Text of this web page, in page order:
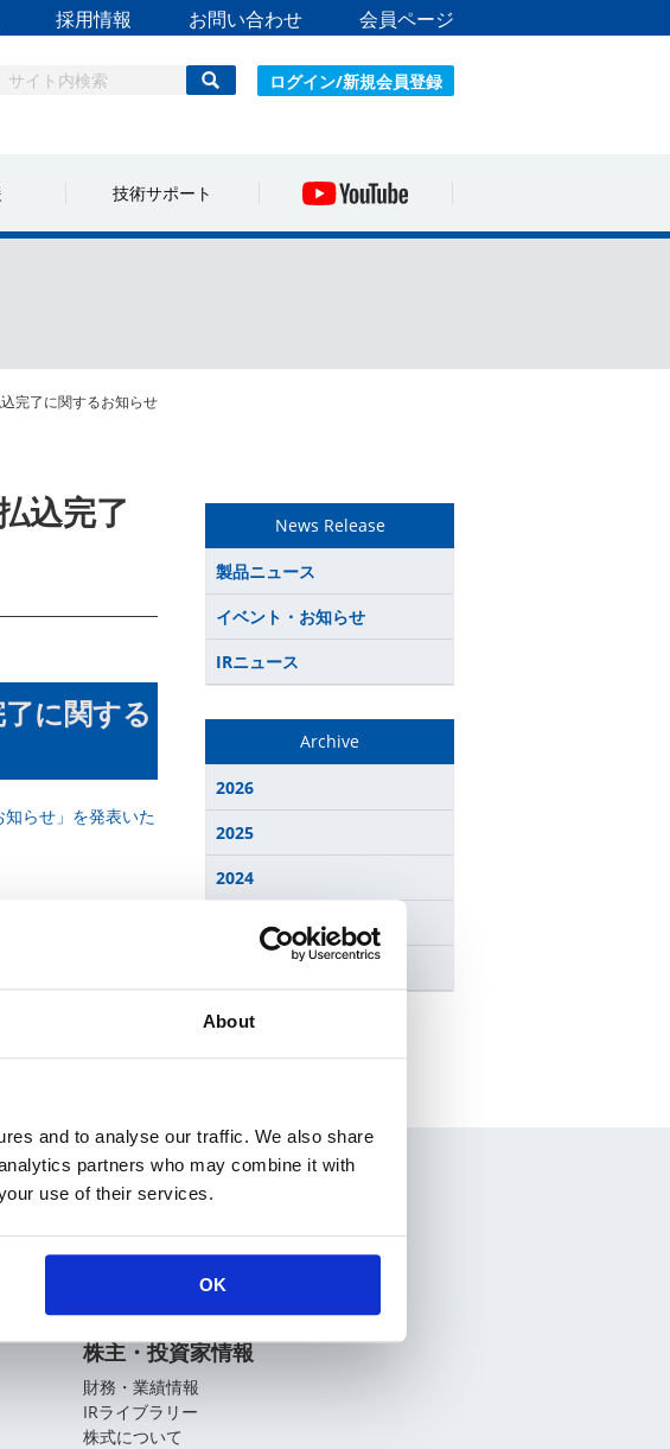
About
and to analyse our traffic. We also share
partners who may combine it with
use of their services.
OK
採用情報 お問い合わせ 会員ページ
ログイン/新規会員登録
技術サポート
完了に関するお知らせ
込完了
に関する
らせ」を発表いた
News Release
製品ニュース
イベント・お知らせ
IRニュース
Archive
2026
2025
2024
企業情報
役員紹介
株主・投資家情報
財務・業績情報
IRライブラリー
株式について